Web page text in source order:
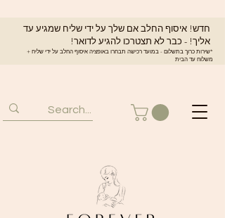
חדש! איסוף החלב אם שלך על ידי שליח שמגיע עד
אליך! - כבר לא תצטרכו להגיע לדואר!
*שירות כרוך בתשלום - במועד רכישה תבחרו באופציה איסוף החלב על ידי שליח +
משלוח עד הבית